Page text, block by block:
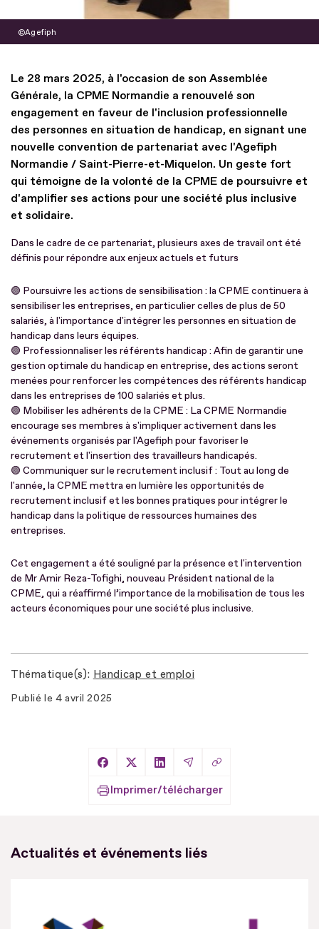
Agefiph
Le 28 mars 2025, à l'occasion de son Assemblée
Générale, la CPME Normandie a renouvelé son
engagement en faveur de l'inclusion professionnelle
des personnes en situation de handicap, en signant une
nouvelle convention de partenariat avec l'Agefiph
Normandie / Saint-Pierre-et-Miquelon. Un geste fort
qui témoigne de la volonté de la CPME de poursuivre et
d'amplifier ses actions pour une société plus inclusive
et solidaire.
Dans le cadre de ce partenariat, plusieurs axes de travail ont été
définis pour répondre aux enjeux actuels et futurs
🟣 Poursuivre les actions de sensibilisation : la CPME continuera à
sensibiliser les entreprises, en particulier celles de plus de 50
salariés, à l'importance d'intégrer les personnes en situation de
handicap dans leurs équipes.
🟣 Professionnaliser les référents handicap : Afin de garantir une
gestion optimale du handicap en entreprise, des actions seront
menées pour renforcer les compétences des référents handicap
dans les entreprises de 100 salariés et plus.
🟣 Mobiliser les adhérents de la CPME : La CPME Normandie
encourage ses membres à s'impliquer activement dans les
événements organisés par l'Agefiph pour favoriser le
recrutement et l'insertion des travailleurs handicapés.
🟣 Communiquer sur le recrutement inclusif : Tout au long de
l'année, la CPME mettra en lumière les opportunités de
recrutement inclusif et les bonnes pratiques pour intégrer le
handicap dans la politique de ressources humaines des
entreprises.
Cet engagement a été souligné par la présence et l'intervention
de Mr Amir Reza-Tofighi, nouveau Président national de la
CPME, qui a réaffirmé l’importance de la mobilisation de tous les
acteurs économiques pour une société plus inclusive.
Thématique(s) Handicap et emploi
Publié le 4 avril 2025
Partager sur Facebook
Partager sur X
Partager sur LinkedIn
Partager par Email
Copier le lien
Imprimer/télécharger
Actualités et événements liés